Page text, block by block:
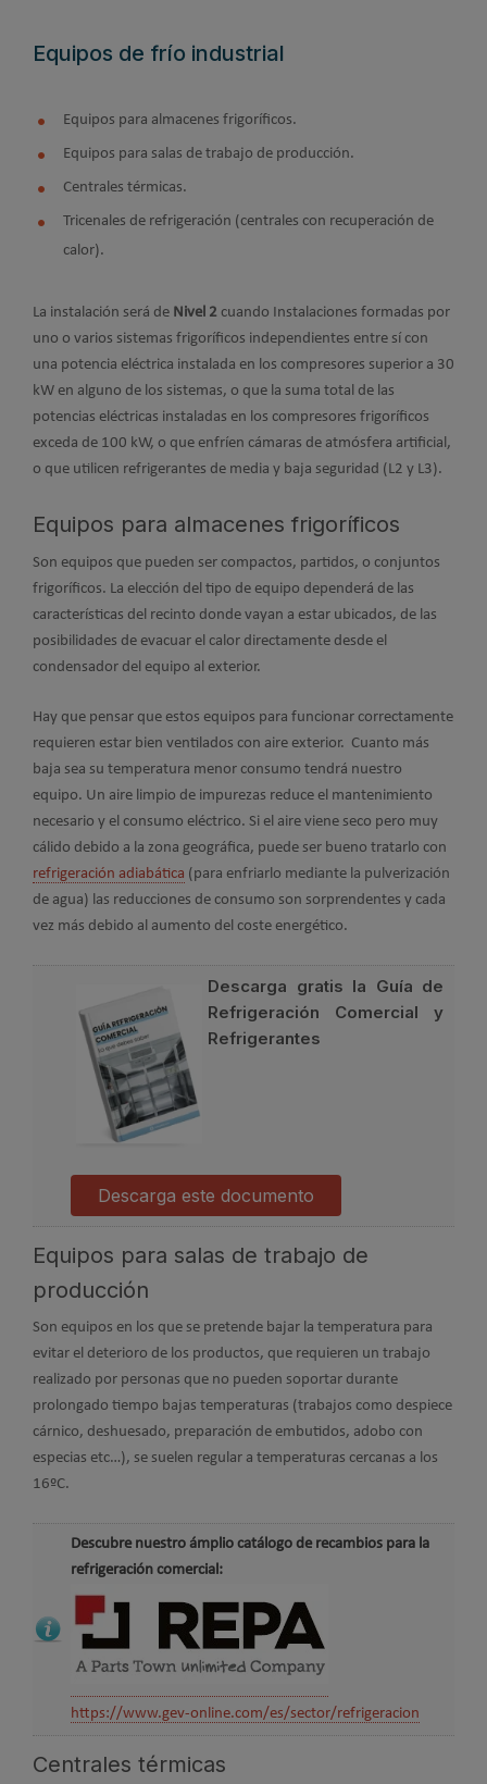
Equipos de frío industrial
Equipos para almacenes frigoríficos.
Equipos para salas de trabajo de producción.
Centrales térmicas.
Tricenales de refrigeración (centrales con recuperación de
calor).
La instalación será de Nivel 2 cuando Instalaciones formadas por
uno o varios sistemas frigoríficos independientes entre sí con
una potencia eléctrica instalada en los compresores superior a 30
kW en alguno de los sistemas, o que la suma total de las
potencias eléctricas instaladas en los compresores frigoríficos
exceda de 100 kW, o que enfríen cámaras de atmósfera artificial,
o que utilicen refrigerantes de media y baja seguridad (L2 y L3).
Equipos para almacenes frigoríficos
Son equipos que pueden ser compactos, partidos, o conjuntos
frigoríficos. La elección del tipo de equipo dependerá de las
características del recinto donde vayan a estar ubicados, de las
posibilidades de evacuar el calor directamente desde el
condensador del equipo al exterior.
Hay que pensar que estos equipos para funcionar correctamente
requieren estar bien ventilados con aire exterior. Cuanto más
baja sea su temperatura menor consumo tendrá nuestro
equipo. Un aire limpio de impurezas reduce el mantenimiento
necesario y el consumo eléctrico. Si el aire viene seco pero muy
cálido debido a la zona geográfica, puede ser bueno tratarlo con
refrigeración adiabática (para enfriarlo mediante la pulverización
de agua) las reducciones de consumo son sorprendentes y cada
vez más debido al aumento del coste energético.
Descarga gratis la Guía de
Refrigeración Comercial y
Refrigerantes
Descarga este documento
Equipos para salas de trabajo de
producción
Son equipos en los que se pretende bajar la temperatura para
evitar el deterioro de los productos, que requieren un trabajo
realizado por personas que no pueden soportar durante
prolongado tiempo bajas temperaturas (trabajos como despiece
cárnico, deshuesado, preparación de embutidos, adobo con
especias etc…), se suelen regular a temperaturas cercanas a los
16ºC.
Descubre nuestro ámplio catálogo de recambios para la
refrigeración comercial:
https://www.gev-online.com/es/sector/refrigeracion
Centrales térmicas